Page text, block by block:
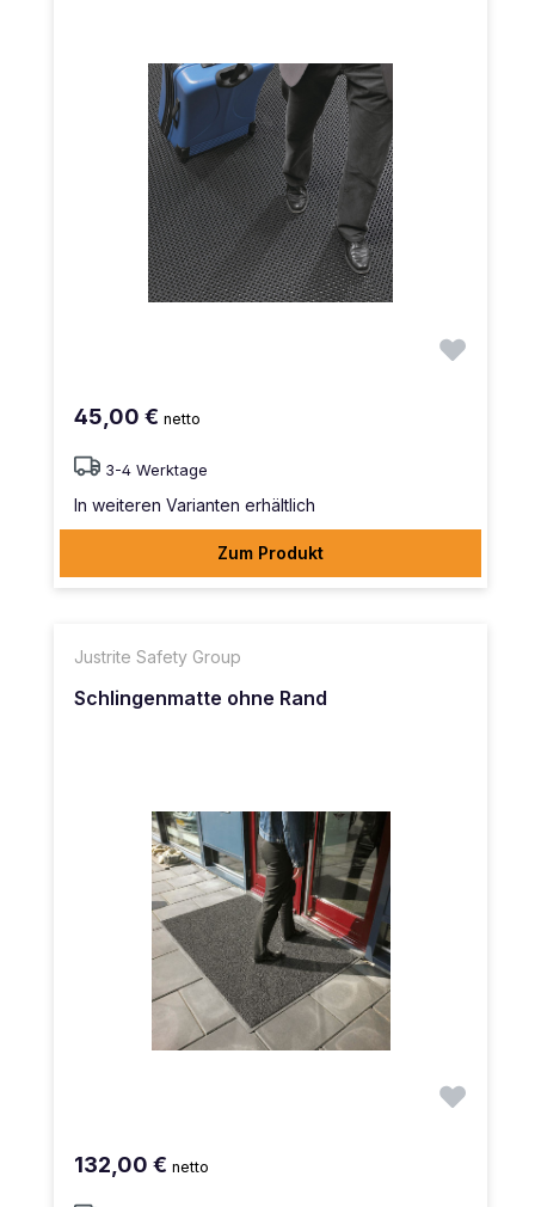
45,00 € netto
3-4 Werktage
In weiteren Varianten erhältlich
Zum Produkt
Justrite Safety Group
Schlingenmatte ohne Rand
132,00 € netto